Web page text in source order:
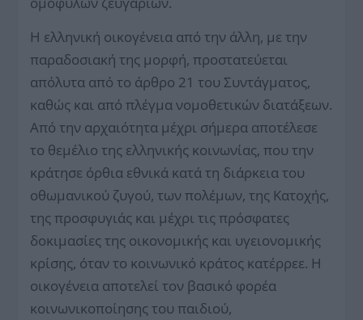
Η ελληνική οικογένεια από την άλλη, με την
παραδοσιακή της μορφή, προστατεύεται
απόλυτα από το άρθρο 21 του Συντάγματος,
καθώς και από πλέγμα νομοθετικών διατάξεων.
Από την αρχαιότητα μέχρι σήμερα αποτέλεσε
το θεμέλιο της ελληνικής κοινωνίας, που την
κράτησε όρθια εθνικά κατά τη διάρκεια του
οθωμανικού ζυγού, των πολέμων, της Κατοχής,
της προσφυγιάς και μέχρι τις πρόσφατες
δοκιμασίες της οικονομικής και υγειονομικής
κρίσης, όταν το κοινωνικό κράτος κατέρρεε. Η
οικογένεια αποτελεί τον βασικό φορέα
κοινωνικοποίησης του παιδιού,